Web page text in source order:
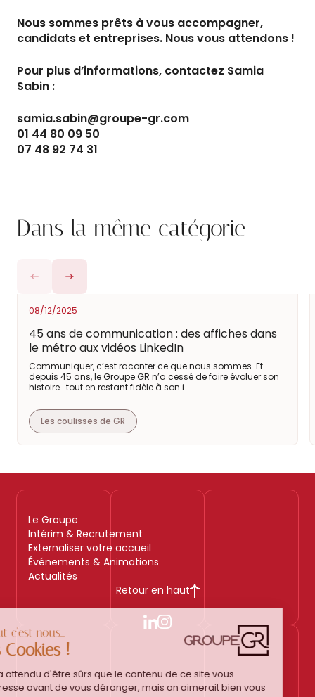
Nous sommes prêts à vous accompagner,
candidats et entreprises. Nous vous attendons !
Pour plus d’informations, contactez Samia
Sabin :
samia.sabin@groupe-gr.com
01 44 80 09 50
07 48 92 74 31
Dans la même catégorie
08/12/2025
45 ans de communication : des affiches dans
le métro aux vidéos LinkedIn
Communiquer, c’est raconter ce que nous sommes. Et
depuis 45 ans, le Groupe GR n’a cessé de faire évoluer son
histoire… tout en restant fidèle à son i…
Les coulisses de GR
Le Groupe
Intérim & Recrutement
Externaliser votre accueil
Événements & Animations
Actualités
Retour en haut